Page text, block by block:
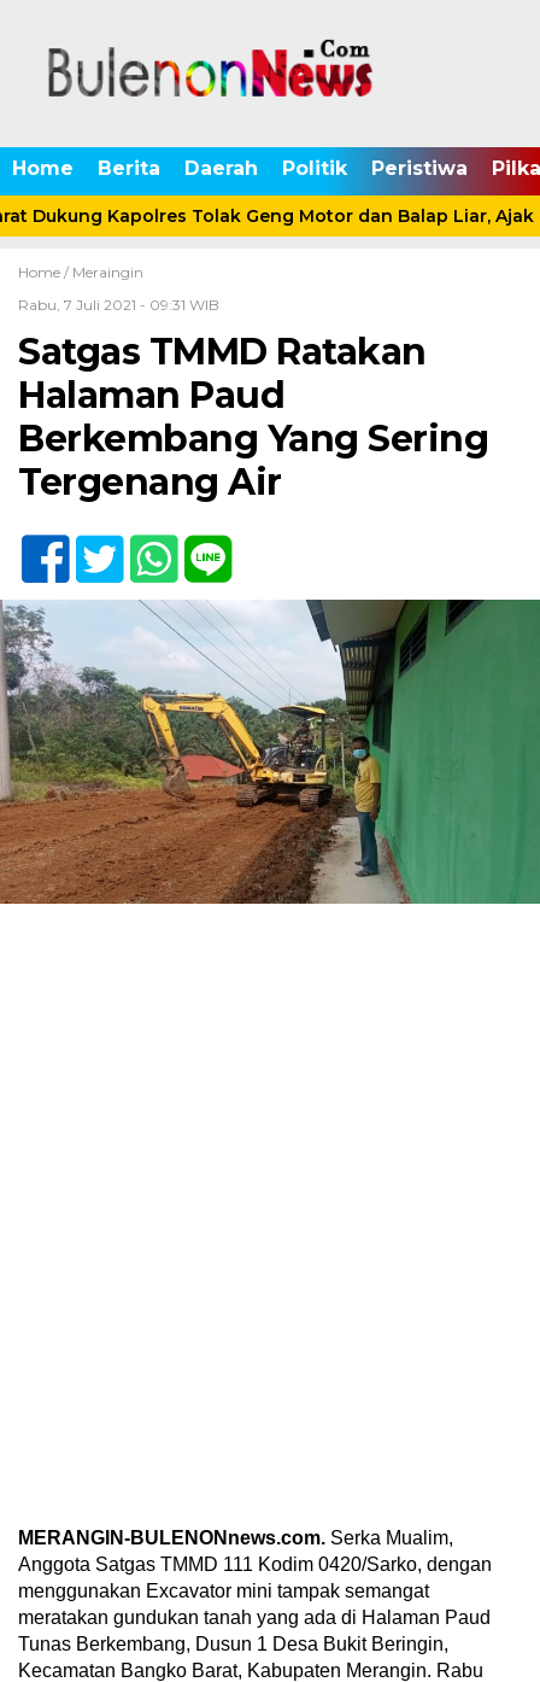
Home Berita Daerah Politik Peristiwa
Dukung Kapolres Tolak Geng Motor dan Balap Liar, Ajak
Home / Meraingin
Rabu, 7 Juli 2021 - 09:31 WIB
Satgas TMMD Ratakan
Halaman Paud
Berkembang Yang Sering
Tergenang Air
MERANGIN-BULENONnews.com. Serka Mualim,
Anggota Satgas TMMD 111 Kodim 0420/Sarko, dengan
menggunakan Excavator mini tampak semangat
meratakan gundukan tanah yang ada di Halaman Paud
Tunas Berkembang, Dusun 1 Desa Bukit Beringin,
Kecamatan Bangko Barat, Kabupaten Merangin. Rabu